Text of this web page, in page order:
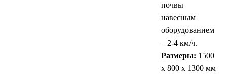
почвы
навесным
оборудованием
– 2-4 км/ч.
Размеры: 1500
x 800 x 1300 мм